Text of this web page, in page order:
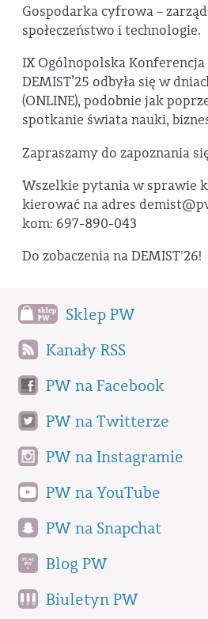
Gospodarka cyfrowa –
społeczeństwo i technologie.
IX Ogólnopolska
DEMIST’25 odbyła się w
(ONLINE), podobnie jak
spotkanie świata nauki,
Zapraszamy do zapoznania
Wszelkie pytania w sprawie
kierować na adres
kom: 697-890-043
Do zobaczenia na DEMIST'26!
Sklep PW
Kanały RSS
PW na Facebook
PW na Twitterze
PW na Instagramie
PW na YouTube
PW na Snapchat
Blog PW
Biuletyn PW